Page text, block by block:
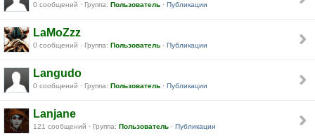
0 сообщений · Группа: Пользователь · Публикации
LaMoZzz
0 сообщений · Группа: Пользователь · Публикации
Langudo
0 сообщений · Группа: Пользователь · Публикации
Lanjane
121 сообщений · Группа: Пользователь · Публикации